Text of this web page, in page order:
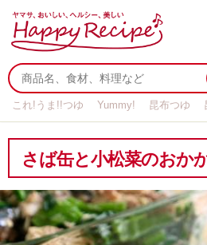
これ!うま!!つゆ Yummy! 昆布つゆ
さば缶と小松菜のおか